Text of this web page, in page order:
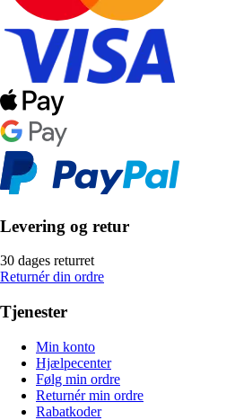
Levering og retur
30 dages returret
Returnér din ordre
Tjenester
Min konto
Hjælpecenter
Følg min ordre
Returnér min ordre
Rabatkoder